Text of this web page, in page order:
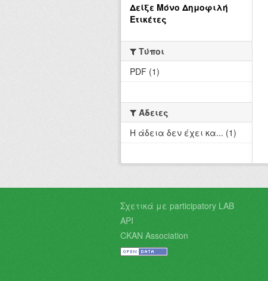
Δείξε Μόνο Δημοφιλή
Ετικέτες
Τύποι
PDF (1)
Άδειες
Η άδεια δεν έχει κα... (1)
Σχετικά με participatory LAB
API
CKAN Association